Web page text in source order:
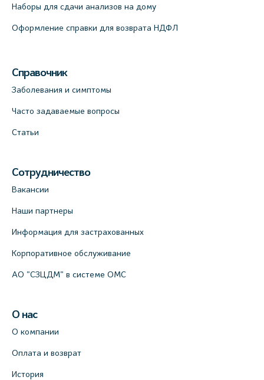
Наборы для сдачи анализов на дому
Оформление справки для возврата НДФЛ
Справочник
Заболевания и симптомы
Часто задаваемые вопросы
Статьи
Сотрудничество
Вакансии
Наши партнеры
Информация для застрахованных
Корпоративное обслуживание
АО "СЗЦДМ" в системе ОМС
О нас
О компании
Оплата и возврат
История